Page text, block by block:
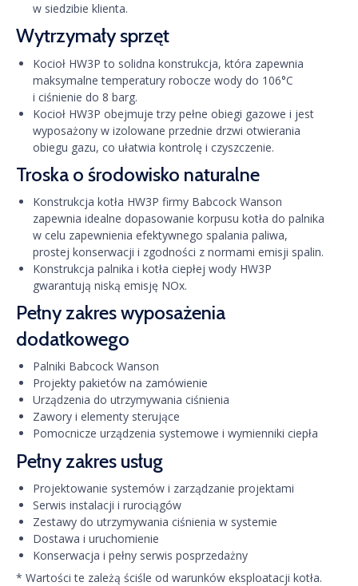
w siedzibie klienta.
Wytrzymały sprzęt
Kocioł HW3P to solidna konstrukcja, która zapewnia
maksymalne temperatury robocze wody do 106°C
i ciśnienie do 8 barg.
Kocioł HW3P obejmuje trzy pełne obiegi gazowe i jest
wyposażony w izolowane przednie drzwi otwierania
obiegu gazu, co ułatwia kontrolę i czyszczenie.
Troska o środowisko naturalne
Konstrukcja kotła HW3P firmy Babcock Wanson
zapewnia idealne dopasowanie korpusu kotła do palnika
w celu zapewnienia efektywnego spalania paliwa,
prostej konserwacji i zgodności z normami emisji spalin.
Konstrukcja palnika i kotła ciepłej wody HW3P
gwarantują niską emisję NOx.
Pełny zakres wyposażenia
dodatkowego
Palniki Babcock Wanson
Projekty pakietów na zamówienie
Urządzenia do utrzymywania ciśnienia
Zawory i elementy sterujące
Pomocnicze urządzenia systemowe i wymienniki ciepła
Pełny zakres usług
Projektowanie systemów i zarządzanie projektami
Serwis instalacji i rurociągów
Zestawy do utrzymywania ciśnienia w systemie
Dostawa i uruchomienie
Konserwacja i pełny serwis posprzedażny
* Wartości te zależą ściśle od warunków eksploatacji kotła.